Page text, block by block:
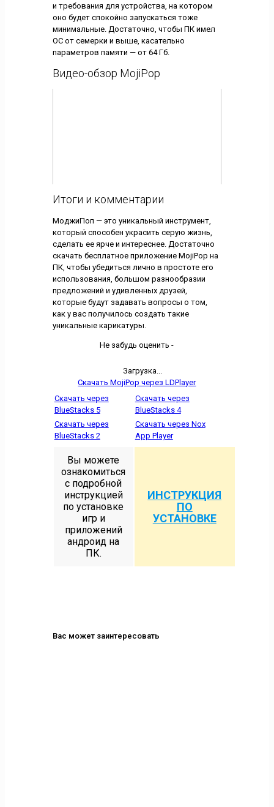
и требования для устройства, на котором
оно будет спокойно запускаться тоже
минимальные. Достаточно, чтобы ПК имел
ОС от семерки и выше, касательно
параметров памяти — от 64 Гб.
Видео-обзор MojiPop
Итоги и комментарии
МоджиПоп — это уникальный инструмент,
который способен украсить серую жизнь,
сделать ее ярче и интереснее. Достаточно
скачать бесплатное приложение MojiPop на
ПК, чтобы убедиться лично в простоте его
использования, большом разнообразии
предложений и удивленных друзей,
которые будут задавать вопросы о том,
как у вас получилось создать такие
уникальные карикатуры.
Не забудь оценить -
Загрузка...
Скачать MojiPop через LDPlayer
Скачать через
BlueStacks 5
Скачать через
BlueStacks 4
Скачать через
BlueStacks 2
Скачать через Nox
App Player
Вы можете
ознакомиться
с подробной
инструкцией
по установке
игр и
приложений
андроид на
ПК.
ИНСТРУКЦИЯ
ПО
УСТАНОВКЕ
Вас может заинтересовать